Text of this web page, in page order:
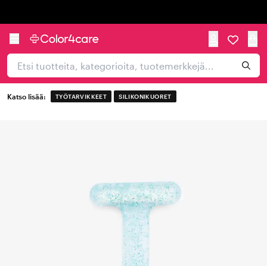
Katso lisää: TYÖTARVIKKEET SILIKONIKUORET